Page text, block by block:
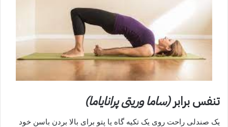
تنفس برابر(ساما وریتی پرانایاما)
یک صندلی راحت روی یک تکیه گاه یا پتو برای بالا بردن باسن خود